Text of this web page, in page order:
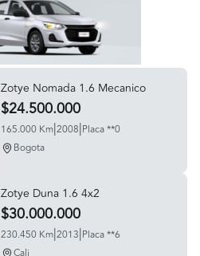
Zotye Nomada 1.6 Mecanico
$24.500.000
165.000 Km|2008|Placa **0
Bogota
Zotye Duna 1.6 4x2
$30.000.000
230.450 Km|2013|Placa **6